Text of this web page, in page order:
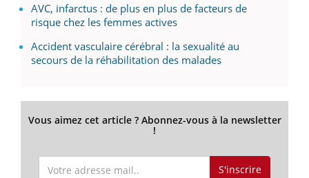
AVC, infarctus : de plus en plus de facteurs de
risque chez les femmes actives
Accident vasculaire cérébral : la sexualité au
secours de la réhabilitation des malades
Vous aimez cet article ? Abonnez-vous à la newsletter
!
S'inscrire